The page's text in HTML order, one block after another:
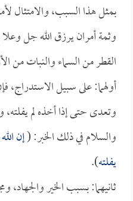
بمثل هذا السبب، والامتثال
وثمة أمران يرزق الله جل وعلا
القطر من السماء والنبات من
أولهما: على سبيل
وتعدى حتى إذا أخذه لم
والسلام في ذلك الخبر: (إن
يفلته).
ثانيهما: بسبب الخير والجهاد،